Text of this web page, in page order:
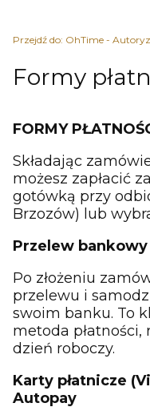
Przejdź do: OhTime - Autoryzowany
Formy
FORMY
Składając
możesz zapłacić
gotówką przy
Brzozów) lub
Przelew
Po złożeniu
przelewu i
swoim banku. To
metoda płatności,
dzień roboczy.
Karty płatnicze
Autopay